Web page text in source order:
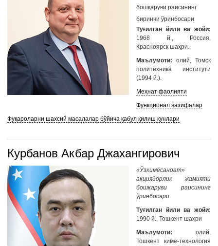
бошқаруви раисининг
биринчи ўринбосари
Туғилган йили ва жойи:
1968 й., Россия,
Красноярск шаҳри.
Маълумоти: олий, Томск
политехника институти
(1994 й.).
Меҳнат фаолияти
Функционал вазифалар
Фуқароларни шахсий масалалар бўйича қабул қилиш кунлари
Курбанов Акбар Джахангирович
«Ўзкимёсаноат»
акциядорлик жамияти
бошқаруви раисининг
ўринбосари
Туғилган йили ва жойи:
1990 й., Тошкент шаҳри
Маълумоти: олий,
Тошкент кимё-технология